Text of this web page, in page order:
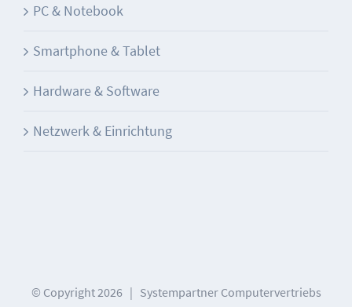
PC & Notebook
Smartphone & Tablet
Hardware & Software
Netzwerk & Einrichtung
© Copyright 2026 | Systempartner Computervertriebs